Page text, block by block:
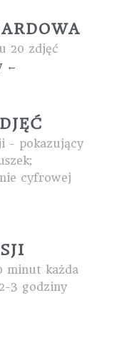
20 zdjęć
←
- pokazujący
cyfrowej
minut każda
3 godziny